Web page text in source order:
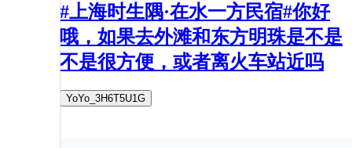
#上海时生隅·在水一方民宿#你好
哦，如果去外滩和东方明珠是不是
不是很方便，或者离火车站近吗
YoYo_3H6T5U1G